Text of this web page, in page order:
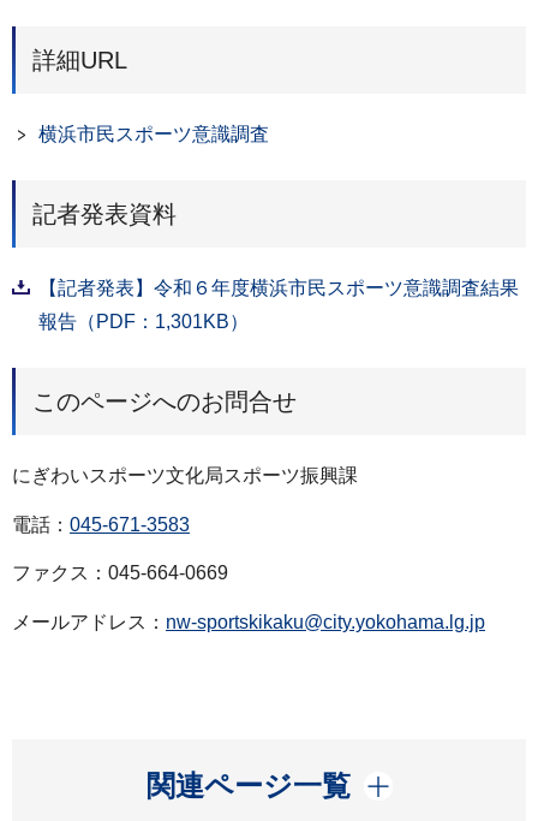
詳細URL
横浜市民スポーツ意識調査
記者発表資料
【記者発表】令和６年度横浜市民スポーツ意識調査結果
報告（PDF：1,301KB）
このページへのお問合せ
にぎわいスポーツ文化局スポーツ振興課
電話： 045-671-3583
ファクス：045-664-0669
メールアドレス： nw-sportskikaku@city.yokohama.lg.jp
関連ページ一覧
開く